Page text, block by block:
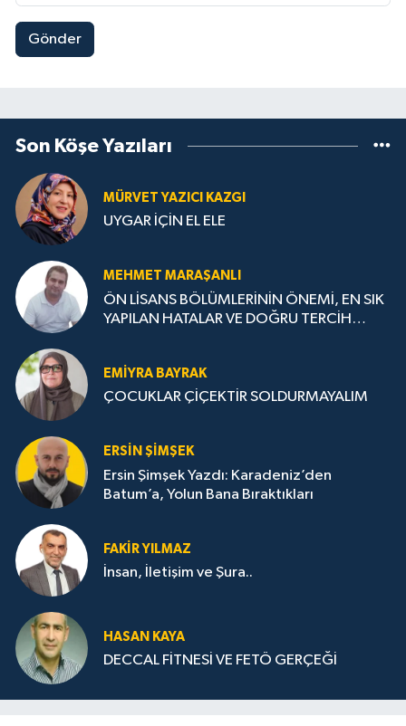
Gönder
Son Köşe Yazıları
MÜRVET YAZICI KAZGI
UYGAR İÇİN EL ELE
MEHMET MARAŞANLI
ÖN LİSANS BÖLÜMLERİNİN ÖNEMİ, EN SIK
YAPILAN HATALAR VE DOĞRU TERCİH
EMIYRA BAYRAK
ÇOCUKLAR ÇİÇEKTİR SOLDURMAYALIM
ERSIN ŞIMŞEK
Ersin Şimşek Yazdı: Karadeniz’den
Batum’a, Yolun Bana Bıraktıkları
FAKIR YILMAZ
İnsan, İletişim ve Şura..
HASAN KAYA
DECCAL FİTNESİ VE FETÖ GERÇEĞİ